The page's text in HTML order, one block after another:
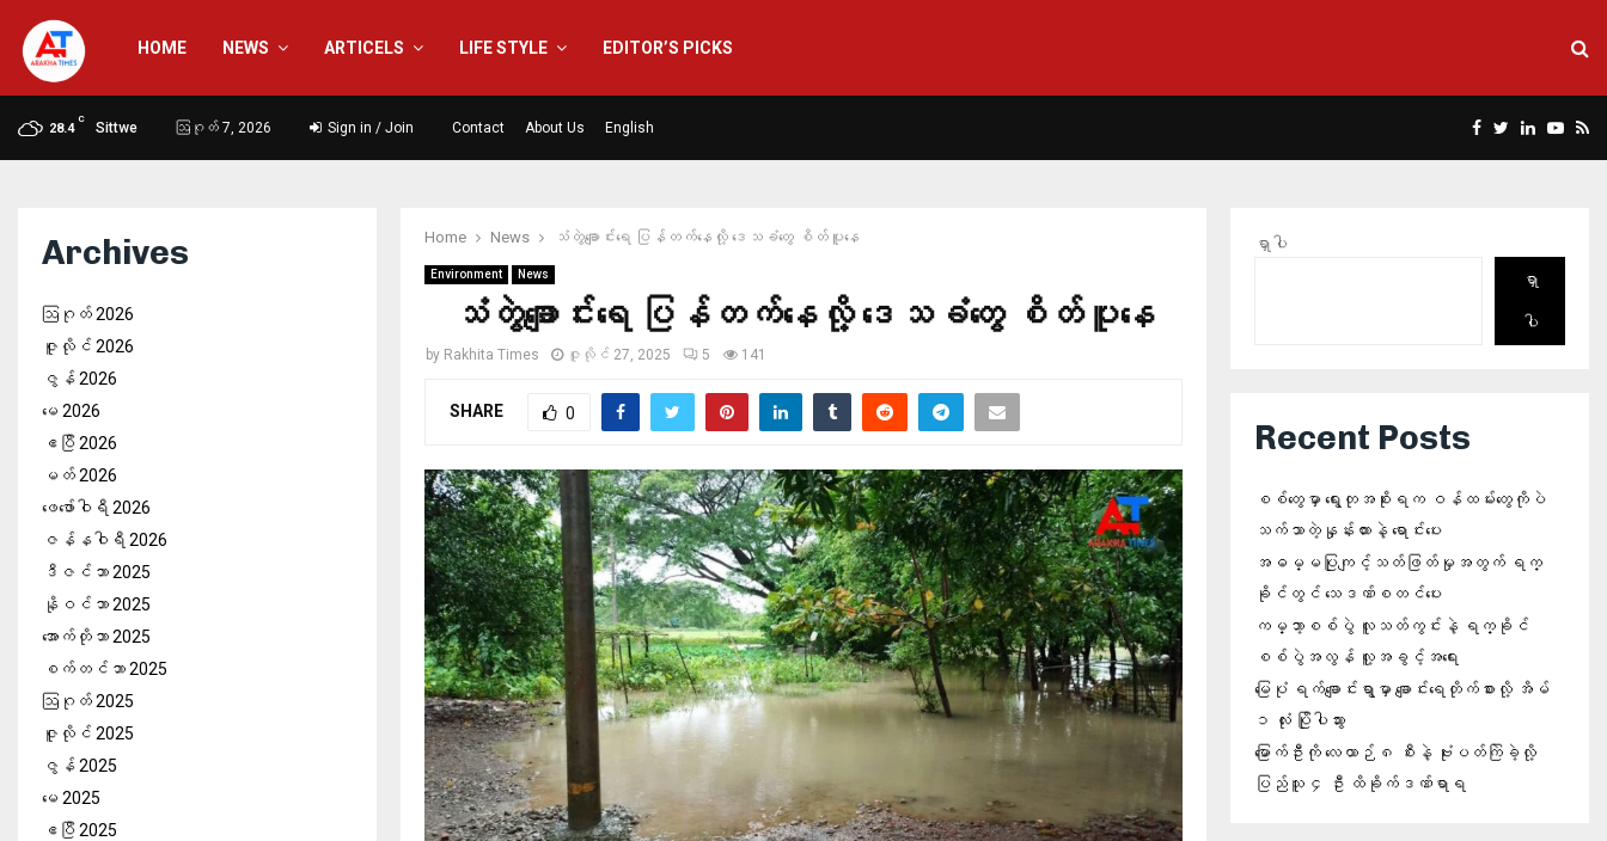
HOME NEWS ARTICELS LIFE STYLE EDITOR’S PICKS
28.4
C
Sittwe ဩဂုတ် 7, 2026 Sign in / Join Contact About Us English Facebook
Twitter
Linkedin
Home News သံတွဲချောင်းရေ ပြန်တက်နေလို့ ဒေသခံတွေ စိတ်ပူနေ
Environment News
သံတွဲချောင်းရေ ပြန်တက်နေလို့ ဒေသခံတွေ စိတ်ပူနေ
by Rakhita Times ဇူလိုင် 27, 2025 5 141
SHARE 0
Archives
ဩဂုတ် 2026
ဇူလိုင် 2026
ဇွန် 2026
မေ 2026
ဧပြီ 2026
မတ် 2026
ဖေ‌ဖော်ဝါရီ 2026
ဇန်နဝါရီ 2026
ဒီဇင်ဘာ 2025
နိုဝင်ဘာ 2025
အောက်တိုဘာ 2025
စက်တင်ဘာ 2025
ဩဂုတ် 2025
ဇူလိုင် 2025
ဇွန် 2025
မေ 2025
ဧပြီ 2025
ရှာပါ
ရှာ
ပါ
Recent Posts
စစ်တွေမှာ ရွေးတုအစိုးရက ဝန်ထမ်းတွေကိုပဲ
သက်သာတဲ့နှုန်းထားနဲ့ ရောင်းပေး
အဓမ္မပြုကျင့်သတ်ဖြတ်မှုအတွက် ရက္
ခိုင်တွင် သေဒဏ်စတင်ပေး
ကမ္ဘာ့စစ်ပွဲ လူသတ်ကွင်းနဲ့ ရက္ခိုင်
စစ်ပွဲအလွန် လူ့အခွင့်အရေး
မြေပုံ ရက်ချောင်းရွာမှာ ချောင်းရေတိုက်စားလို့ အိမ်
၁ လုံး ပြိုပါသွား
မြောက်ဦးကို လေယာဉ် ၈ စီးနဲ့ ဗုံးပတ်ကြဲခဲ့လို့
ပြည်သူ ၄ ဦး ထိခိုက်ဒဏ်ရာရ